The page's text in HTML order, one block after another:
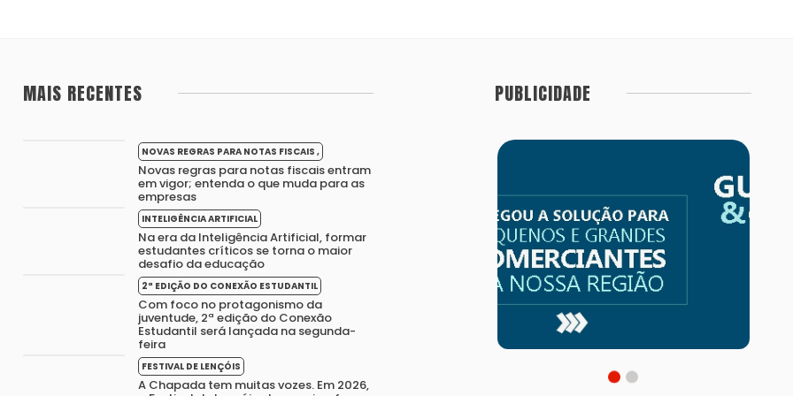
MAIS RECENTES
NOVAS REGRAS PARA NOTAS FISCAIS ,
Novas regras para notas fiscais entram
em vigor; entenda o que muda para as
empresas
INTELIGÊNCIA ARTIFICIAL
Na era da Inteligência Artificial, formar
estudantes críticos se torna o maior
desafio da educação
2ª EDIÇÃO DO CONEXÃO ESTUDANTIL
Com foco no protagonismo da
juventude, 2ª edição do Conexão
Estudantil será lançada na segunda-
feira
FESTIVAL DE LENÇÓIS
A Chapada tem muitas vozes. Em 2026,
PUBLICIDADE